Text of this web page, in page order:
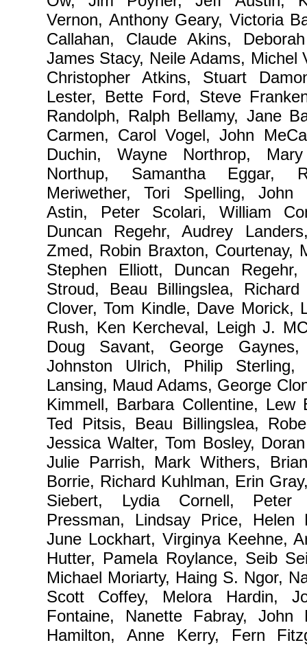
Vernon, Anthony Geary, Victoria
Callahan, Claude Akins,
James Stacy, Neile Adams, Michel
Christopher Atkins, Stuart
Lester, Bette Ford, Steve
Randolph, Ralph Bellamy, Jane
Carmen, Carol Vogel, John
Duchin, Wayne Northrop,
Northup, Samantha Eggar,
Meriwether, Tori Spelling, John
Astin, Peter Scolari, William
Duncan Regehr, Audrey
Zmed, Robin Braxton, Courtenay,
Stephen Elliott, Duncan
Stroud, Beau Billingslea,
Clover, Tom Kindle, Dave Morick,
Rush, Ken Kercheval, Leigh J.
Doug Savant, George
Johnston Ulrich, Philip
Lansing, Maud Adams, George
Kimmell, Barbara Collentine, Lew
Ted Pitsis, Beau Billingslea,
Jessica Walter, Tom Bosley,
Julie Parrish, Mark Withers,
Borrie, Richard Kuhlman, Erin
Siebert, Lydia Cornell, Peter
Pressman, Lindsay Price, Helen
June Lockhart, Virginya Keehne,
Hutter, Pamela Roylance, Seib
Michael Moriarty, Haing S. Ngor,
Scott Coffey, Melora Hardin,
Fontaine, Nanette Fabray, John
Hamilton, Anne Kerry, Fern